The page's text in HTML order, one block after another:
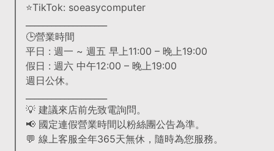
⭐TikTok: soeasycomputer
🕒營業時間
平日 : 週一 ~ 週五 早上11:00 – 晚上19:00
假日 : 週六 中午12:00 – 晚上19:00
週日公休。
💡 建議來店前先致電詢問。
📢 國定連假營業時間以粉絲團公告為準。
💬 線上客服全年365天無休，隨時為您服務。